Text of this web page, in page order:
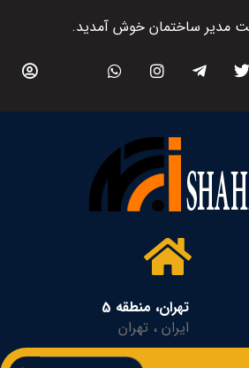
مدیر ساختمان خوش آمدید.
تهران، منطقه 5
ایران ، تهران